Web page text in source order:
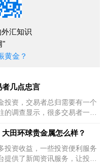
汇知识
"
黄金？
几点忠言
投资，交易者总归需要有一个
调查显示，很多交易者一直
一个值得让人警惕
田环球贵金属怎么样？
投资收益，一些投资便利服务
提供了新闻资讯服务，让投资